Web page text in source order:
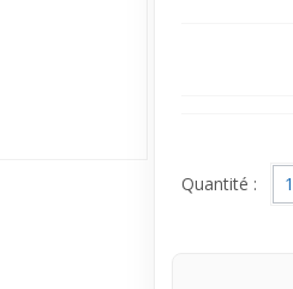
Quantité :